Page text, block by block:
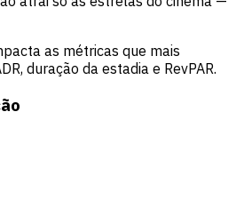
as métricas que mais
duração da estadia e RevPAR.